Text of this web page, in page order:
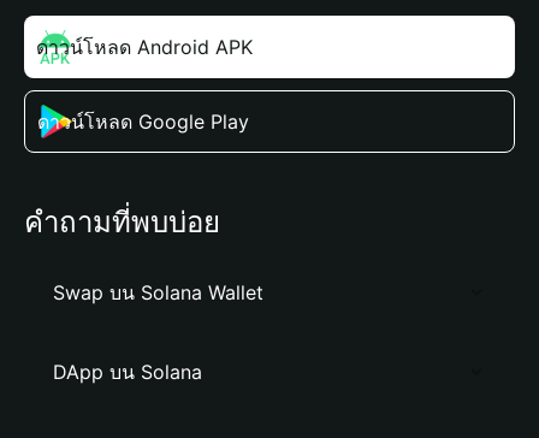
ดาวน์โหลด Android APK
ดาวน์โหลด Google Play
คำถามที่พบบ่อย
Swap บน Solana Wallet
DApp บน Solana